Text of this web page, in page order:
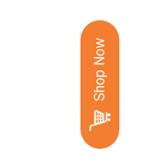
Shop Now